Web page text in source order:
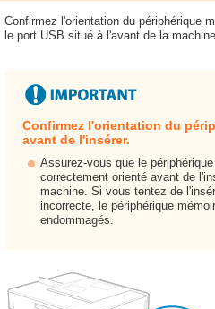
Confirmez l'orientation du périphérique
le port USB situé à l'avant de la
Confirmez l'orientation du
avant de l'insérer.
Assurez-vous que le
correctement orienté avant de
machine. Si vous tentez de
incorrecte, le périphérique
endommagés.